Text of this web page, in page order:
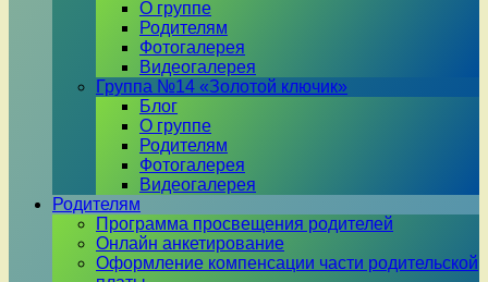
О группе
Родителям
Фотогалерея
Видеогалерея
Группа №14 «Золотой ключик»
Блог
О группе
Родителям
Фотогалерея
Видеогалерея
Родителям
Программа просвещения родителей
Онлайн анкетирование
Оформление компенсации части родительской